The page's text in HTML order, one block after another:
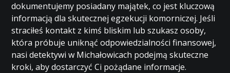
dokumentujemy posiadany majątek, co jest kluczową
informacją dla skutecznej egzekucji komorniczej. Jeśli
straciłeś kontakt z kimś bliskim lub szukasz osoby,
która próbuje uniknąć odpowiedzialności finansowej,
nasi detektywi w Michałowicach podejmą skuteczne
kroki, aby dostarczyć Ci pożądane informacje.